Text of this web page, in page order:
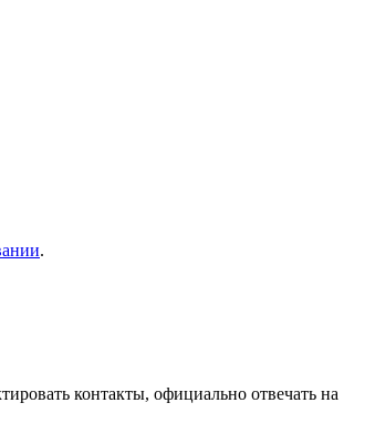
.
контакты, официально отвечать на